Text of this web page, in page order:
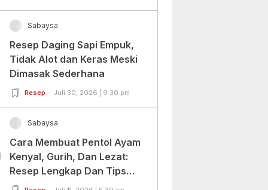
Sabaysa
Resep Daging Sapi Empuk,
Tidak Alot dan Keras Meski
Dimasak Sederhana
Resep Juli 30, 2026 | 9:30 pm
Sabaysa
Cara Membuat Pentol Ayam
Kenyal, Gurih, Dan Lezat:
Resep Lengkap Dan Tips
Sukses